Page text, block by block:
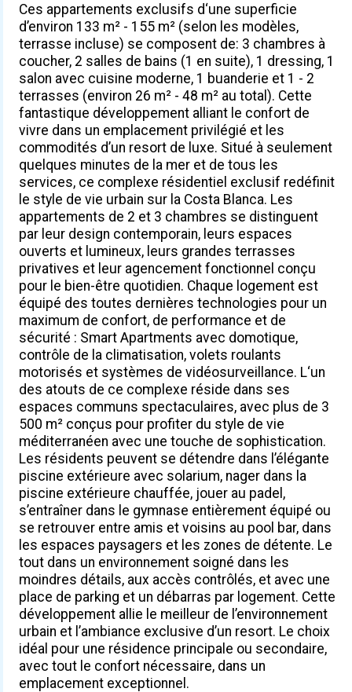
Ces appartements exclusifs d‘une superficie
d’environ 133 m² - 155 m² (selon les modèles,
terrasse incluse) se composent de: 3 chambres à
coucher, 2 salles de bains (1 en suite), 1 dressing, 1
salon avec cuisine moderne, 1 buanderie et 1 - 2
terrasses (environ 26 m² - 48 m² au total). Cette
fantastique développement alliant le confort de
vivre dans un emplacement privilégié et les
commodités d’un resort de luxe. Situé à seulement
quelques minutes de la mer et de tous les
services, ce complexe résidentiel exclusif redéfinit
le style de vie urbain sur la Costa Blanca. Les
appartements de 2 et 3 chambres se distinguent
par leur design contemporain, leurs espaces
ouverts et lumineux, leurs grandes terrasses
privatives et leur agencement fonctionnel conçu
pour le bien-être quotidien. Chaque logement est
équipé des toutes dernières technologies pour un
maximum de confort, de performance et de
sécurité : Smart Apartments avec domotique,
contrôle de la climatisation, volets roulants
motorisés et systèmes de vidéosurveillance. L‘un
des atouts de ce complexe réside dans ses
espaces communs spectaculaires, avec plus de 3
500 m² conçus pour profiter du style de vie
méditerranéen avec une touche de sophistication.
Les résidents peuvent se détendre dans l’élégante
piscine extérieure avec solarium, nager dans la
piscine extérieure chauffée, jouer au padel,
s’entraîner dans le gymnase entièrement équipé ou
se retrouver entre amis et voisins au pool bar, dans
les espaces paysagers et les zones de détente. Le
tout dans un environnement soigné dans les
moindres détails, aux accès contrôlés, et avec une
place de parking et un débarras par logement. Cette
développement allie le meilleur de l’environnement
urbain et l’ambiance exclusive d’un resort. Le choix
idéal pour une résidence principale ou secondaire,
avec tout le confort nécessaire, dans un
emplacement exceptionnel.